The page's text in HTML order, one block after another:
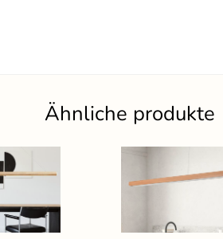
Ähnliche produkte